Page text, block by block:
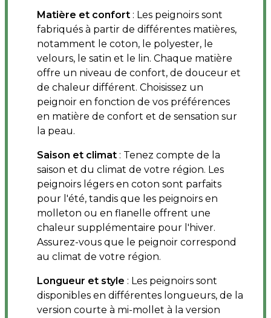
Matière et confort : Les peignoirs sont
fabriqués à partir de différentes matières,
notamment le coton, le polyester, le
velours, le satin et le lin. Chaque matière
offre un niveau de confort, de douceur et
de chaleur différent. Choisissez un
peignoir en fonction de vos préférences
en matière de confort et de sensation sur
la peau.
Saison et climat : Tenez compte de la
saison et du climat de votre région. Les
peignoirs légers en coton sont parfaits
pour l'été, tandis que les peignoirs en
molleton ou en flanelle offrent une
chaleur supplémentaire pour l'hiver.
Assurez-vous que le peignoir correspond
au climat de votre région.
Longueur et style : Les peignoirs sont
disponibles en différentes longueurs, de la
version courte à mi-mollet à la version